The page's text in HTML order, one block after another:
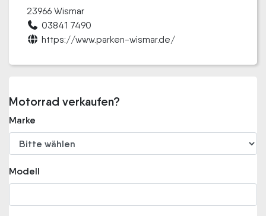
23966 Wismar
03841 7490
https://www.parken-wismar.de/
Motorrad verkaufen?
Marke
Modell